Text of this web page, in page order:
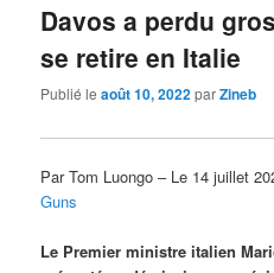
Davos a perdu
se retire en Italie
Publié leaoût 10, 2022parZineb
Par Tom Luongo – Le 14 juillet
Guns
Le Premier ministre italien